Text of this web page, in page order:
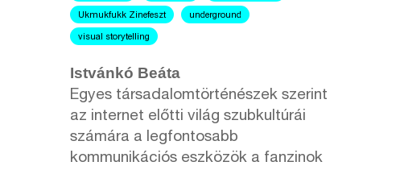
Ukmukfukk Zinefeszt underground
visual storytelling
Istvánkó Beáta
Egyes társadalomtörténészek szerint
az internet előtti világ szubkultúrái
számára a legfontosabb
kommunikációs eszközök a fanzinok